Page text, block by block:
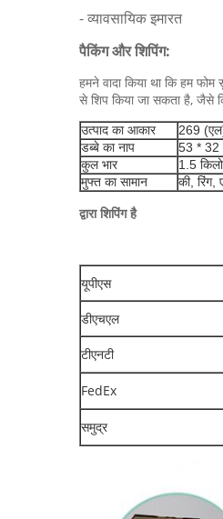
- व्यावसायिक इमारत
पैकिंग और शिपिंग:
हमने वादा किया था कि हम
से शिप किया जा सकता है, जैसे
उत्पाद का आकार
269
डब्बे का नाप
53 * 32
कुल भार
1.5 किलो
मुफ्त का सामान
की,
द्वारा शिपिंग है
यूपीएस
डीएचएल
टीएनटी
FedEx
समुद्र